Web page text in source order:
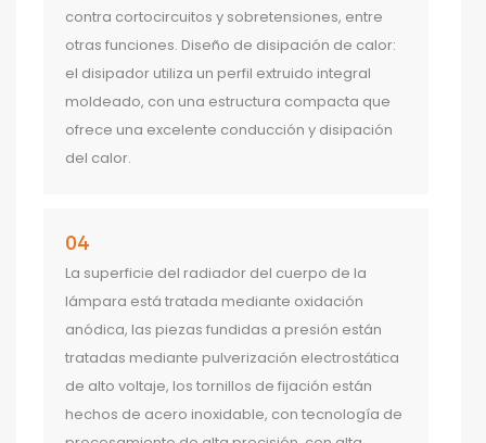
contra cortocircuitos y sobretensiones, entre
otras funciones. Diseño de disipación de calor:
el disipador utiliza un perfil extruido integral
moldeado, con una estructura compacta que
ofrece una excelente conducción y disipación
del calor.
04
La superficie del radiador del cuerpo de la
lámpara está tratada mediante oxidación
anódica, las piezas fundidas a presión están
tratadas mediante pulverización electrostática
de alto voltaje, los tornillos de fijación están
hechos de acero inoxidable, con tecnología de